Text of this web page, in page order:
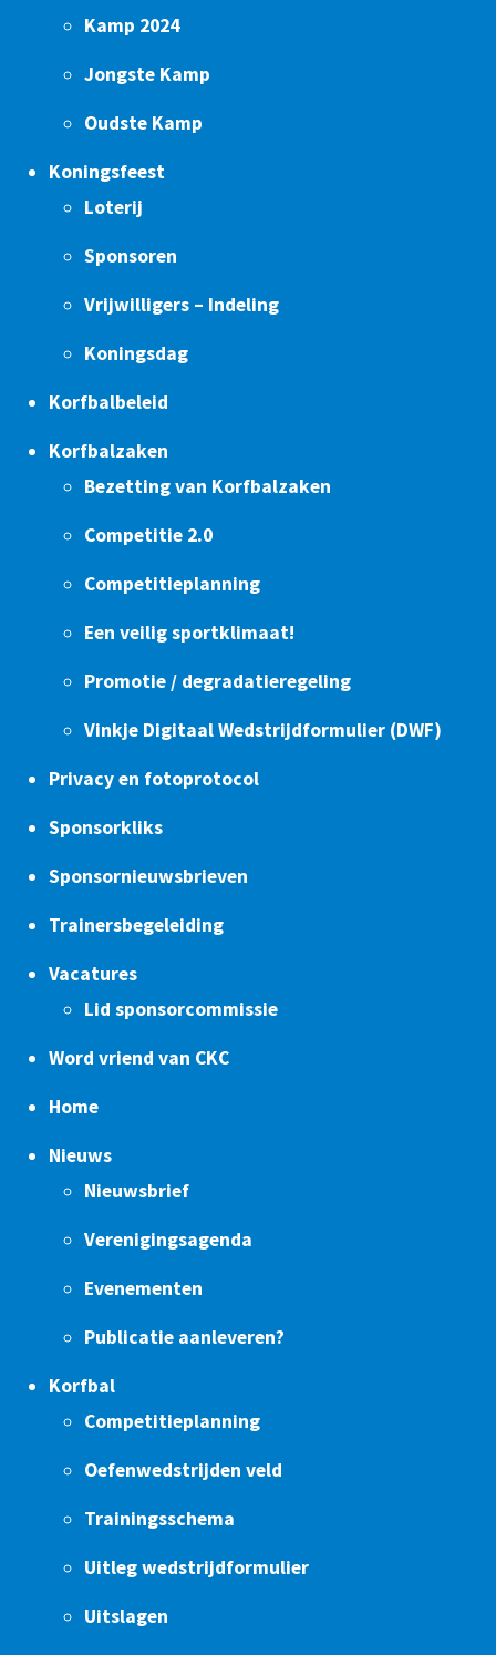
Kamp 2024
Jongste Kamp
Oudste Kamp
Koningsfeest
Loterij
Sponsoren
Vrijwilligers – Indeling
Koningsdag
Korfbalbeleid
Korfbalzaken
Bezetting van Korfbalzaken
Competitie 2.0
Competitieplanning
Een veilig sportklimaat!
Promotie / degradatieregeling
Vinkje Digitaal Wedstrijdformulier (DWF)
Privacy en fotoprotocol
Sponsorkliks
Sponsornieuwsbrieven
Trainersbegeleiding
Vacatures
Lid sponsorcommissie
Word vriend van CKC
Home
Nieuws
Nieuwsbrief
Verenigingsagenda
Evenementen
Publicatie aanleveren?
Korfbal
Competitieplanning
Oefenwedstrijden veld
Trainingsschema
Uitleg wedstrijdformulier
Uitslagen